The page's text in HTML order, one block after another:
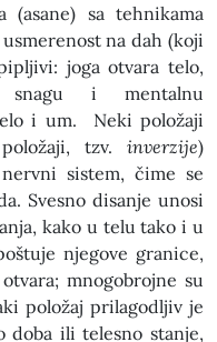
(asane) sa tehnikama
na dah (koji
joga otvara telo,
snagu i mentalnu
i um. Neki položaji
tzv. inverzije)
sistem, čime se
Svesno disanje unosi
kako u telu tako i u
njegove granice,
mnogobrojne su
položaj prilagodljiv je
doba ili telesno stanje,